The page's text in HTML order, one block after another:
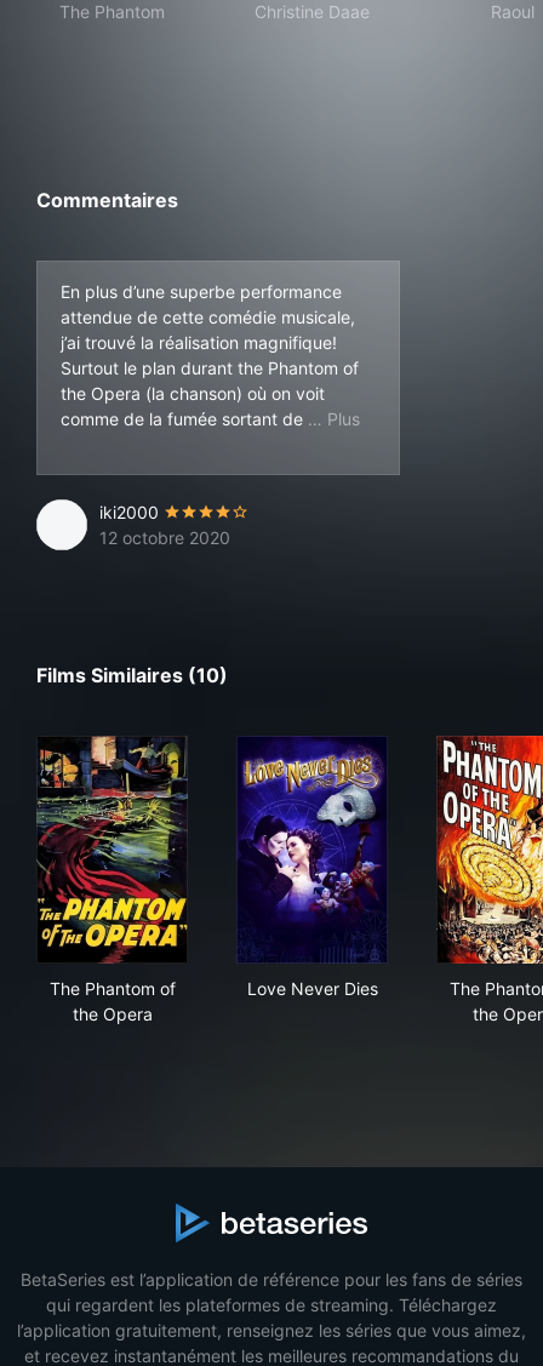
The Phantom
Christine Daae
Raoul
Commentaires
En plus d’une superbe performance
attendue de cette comédie musicale,
j’ai trouvé la réalisation magnifique!
Surtout le plan durant the Phantom of
the Opera (la chanson) où on voit
comme de la fumée sortant de
Christine lorsque le
iki2000
12 octobre 2020
Films Similaires (10)
The Phantom of
the Opera
Love Never Dies
The
the
BetaSeries est l’application de référence pour les fans de séries
qui regardent les plateformes de streaming. Téléchargez
l’application gratuitement, renseignez les séries que vous aimez,
et recevez instantanément les meilleures recommandations du